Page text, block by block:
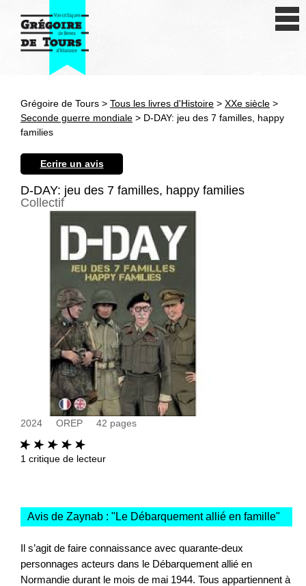
Antiquité
XXe siècle
Autres civilisations
Thématiques
Grégoire de Tours > Tous les livres d'Histoire > XXe siècle >
Seconde guerre mondiale > D-DAY: jeu des 7 familles, happy
families
Ecrire un avis
D-DAY: jeu des 7 familles, happy families
Collectif
2024 OREP 42 pages
1 critique de lecteur
Avis de Zaynab : " Le Débarquement allié en famille"
Il s’agit de faire connaissance avec quarante-deux
personnages acteurs dans le Débarquement allié en
Normandie durant le mois de mai 1944. Tous appartiennent à